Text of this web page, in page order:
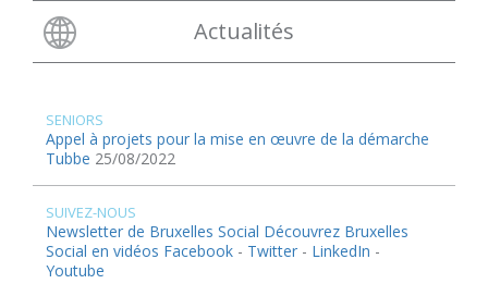
Actualités
SENIORS
Appel à projets pour la mise en œuvre de la démarche
Tubbe 25/08/2022
SUIVEZ-NOUS
Newsletter de Bruxelles Social Découvrez Bruxelles
Social en vidéos Facebook - Twitter - LinkedIn -
Youtube